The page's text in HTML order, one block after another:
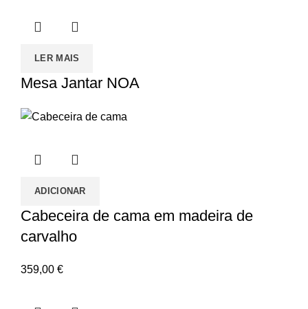
LER MAIS
Mesa Jantar NOA
ADICIONAR
Cabeceira de cama em madeira de
carvalho
359,00 €